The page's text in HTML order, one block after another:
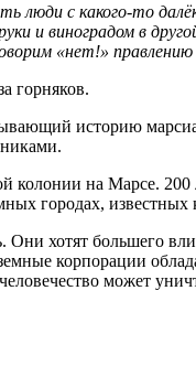
люди с какого-то
и виноградом в
«нет!» правлению
горняков.
историю
колонии на Марсе.
городах, известных
хотят большего
корпорации
может